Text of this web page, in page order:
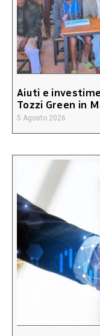
Aiuti e
Tozzi Green in
5 Agosto 2026